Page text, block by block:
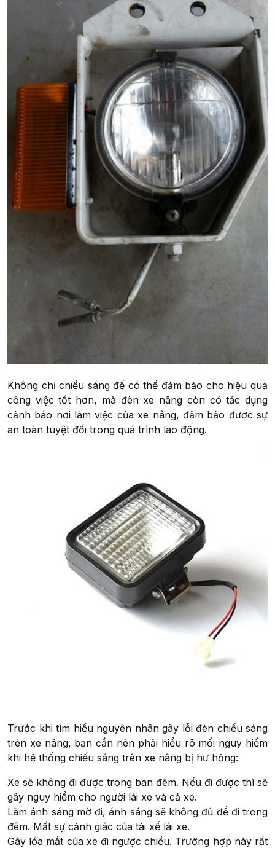
Không chỉ chiếu sáng để có thể đảm bảo cho hiệu quả
công việc tốt hơn, mà đèn xe nâng còn có tác dụng
cảnh báo nơi làm việc của xe nâng, đảm bảo được sự
an toàn tuyệt đối trong quá trình lao động.
Trước khi tìm hiểu nguyên nhân gây lỗi đèn chiếu sáng
trên xe nâng, bạn cần nên phải hiểu rõ mối nguy hiểm
khi hệ thống chiếu sáng trên xe nâng bị hư hỏng:
Xe sẽ không đi được trong ban đêm. Nếu đi được thì sẽ
gây nguy hiểm cho người lái xe và cả xe.
Làm ánh sáng mờ đi, ánh sáng sẽ không đủ để đi trong
đêm. Mất sự cảnh giác của tài xế lái xe.
Gây lóa mắt của xe đi ngược chiều. Trường hợp này rất